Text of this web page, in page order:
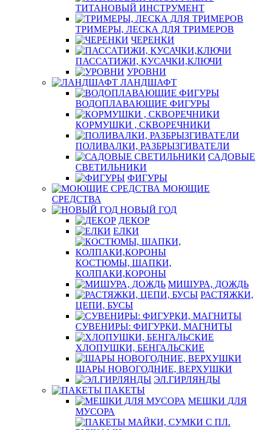
ТИТАНОВЫЙ ИНСТРУМЕНТ
ТРИМЕРЫ, ЛЕСКА ДЛЯ ТРИМЕРОВ
ЧЕРЕНКИ
ПАССАТИЖИ, КУСАЧКИ,КЛЮЧИ
УРОВНИ
ЛАНДШАФТ
ВОДОПЛАВАЮЩИЕ ФИГУРЫ
КОРМУШКИ , СКВОРЕЧНИКИ
ПОЛИВАЛКИ, РАЗБРЫЗГИВАТЕЛИ
САДОВЫЕ
СВЕТИЛЬНИКИ
ФИГУРЫ
МОЮЩИЕ
СРЕДСТВА
НОВЫЙ ГОД
ДЕКОР
ЕЛКИ
КОСТЮМЫ, ШАПКИ,
КОЛПАКИ,КОРОНЫ
МИШУРА, ДОЖДЬ
РАСТЯЖКИ,
ЦЕПИ, БУСЫ
СУВЕНИРЫ: ФИГУРКИ, МАГНИТЫ
ХЛОПУШКИ, БЕНГАЛЬСКИЕ
ШАРЫ НОВОГОДНИЕ, ВЕРХУШКИ
ЭЛ.ГИРЛЯНДЫ
ПАКЕТЫ
МЕШКИ ДЛЯ
МУСОРА